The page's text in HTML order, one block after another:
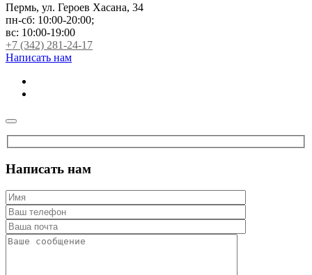
Пермь, ул. Героев Хасана, 34
пн-сб: 10:00-20:00;
вс: 10:00-19:00
+7 (342) 281-24-17
Написать нам
Написать нам